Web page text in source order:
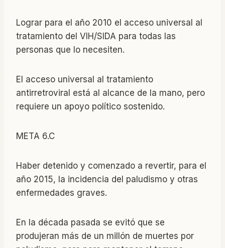
Lograr para el año 2010 el acceso universal al
tratamiento del VIH/SIDA para todas las
personas que lo necesiten.
El acceso universal al tratamiento
antirretroviral está al alcance de la mano, pero
requiere un apoyo político sostenido.
META 6.C
Haber detenido y comenzado a revertir, para el
año 2015, la incidencia del paludismo y otras
enfermedades graves.
En la década pasada se evitó que se
produjeran más de un millón de muertes por